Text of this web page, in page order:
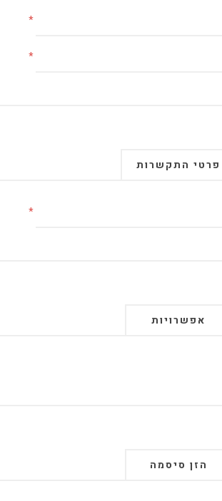
*
*
פרטי התקשרות
*
אפשרויות
הזן סיסמה